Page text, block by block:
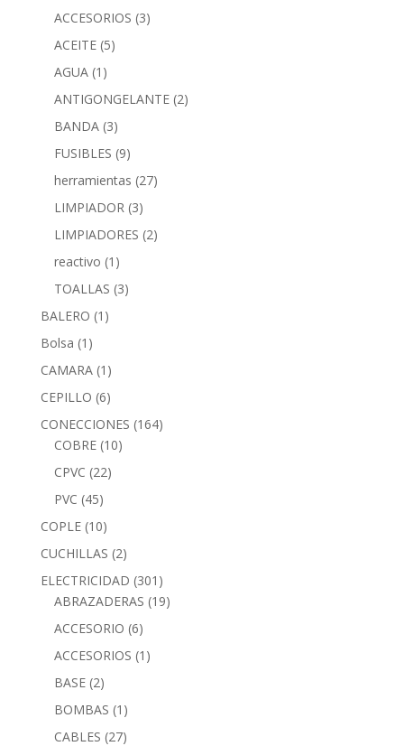
ACCESORIOS (3)
ACEITE (5)
AGUA (1)
ANTIGONGELANTE (2)
BANDA (3)
FUSIBLES (9)
herramientas (27)
LIMPIADOR (3)
LIMPIADORES (2)
reactivo (1)
TOALLAS (3)
BALERO (1)
Bolsa (1)
CAMARA (1)
CEPILLO (6)
CONECCIONES (164)
COBRE (10)
CPVC (22)
PVC (45)
COPLE (10)
CUCHILLAS (2)
ELECTRICIDAD (301)
ABRAZADERAS (19)
ACCESORIO (6)
ACCESORIOS (1)
BASE (2)
BOMBAS (1)
CABLES (27)